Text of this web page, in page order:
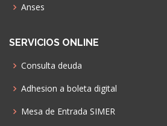
Anses
SERVICIOS ONLINE
Consulta deuda
Adhesion a boleta digital
Mesa de Entrada SIMER